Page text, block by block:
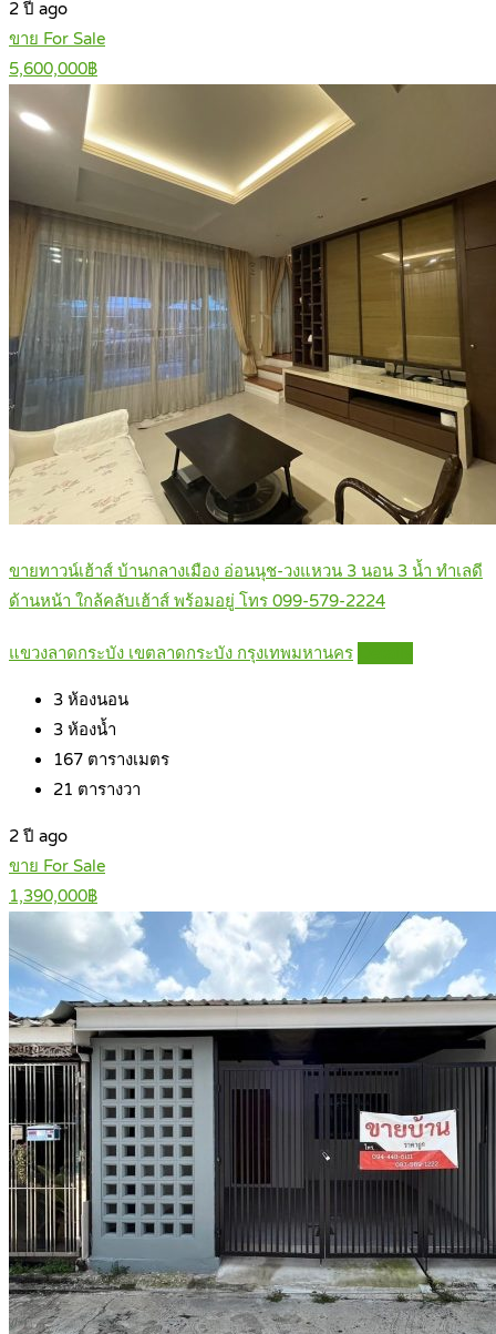
2 ปี ago
ขาย For Sale
5,600,000฿
ขายทาวน์เฮ้าส์ บ้านกลางเมือง อ่อนนุช-วงแหวน 3 นอน 3 น้ำ ทำเลดี
ด้านหน้า ใกล้คลับเฮ้าส์ พร้อมอยู่ โทร 099-579-2224
แขวงลาดกระบัง เขตลาดกระบัง กรุงเทพมหานคร
3 ห้องนอน
3 ห้องน้ำ
167 ตารางเมตร
21 ตารางวา
2 ปี ago
ขาย For Sale
1,390,000฿